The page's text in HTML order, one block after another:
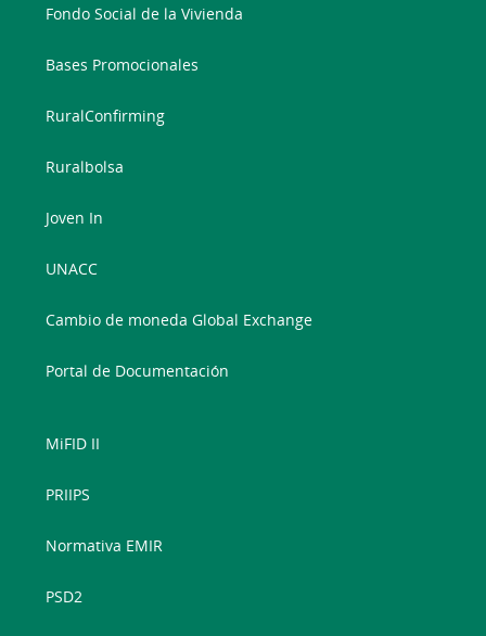
Fondo Social de la Vivienda
Bases Promocionales
RuralConfirming
Ruralbolsa
Joven In
UNACC
Cambio de moneda Global Exchange
Portal de Documentación
MiFID II
PRIIPS
Normativa EMIR
PSD2